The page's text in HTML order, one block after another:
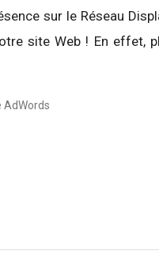
sur le Réseau
site Web ! En effet,
AdWords